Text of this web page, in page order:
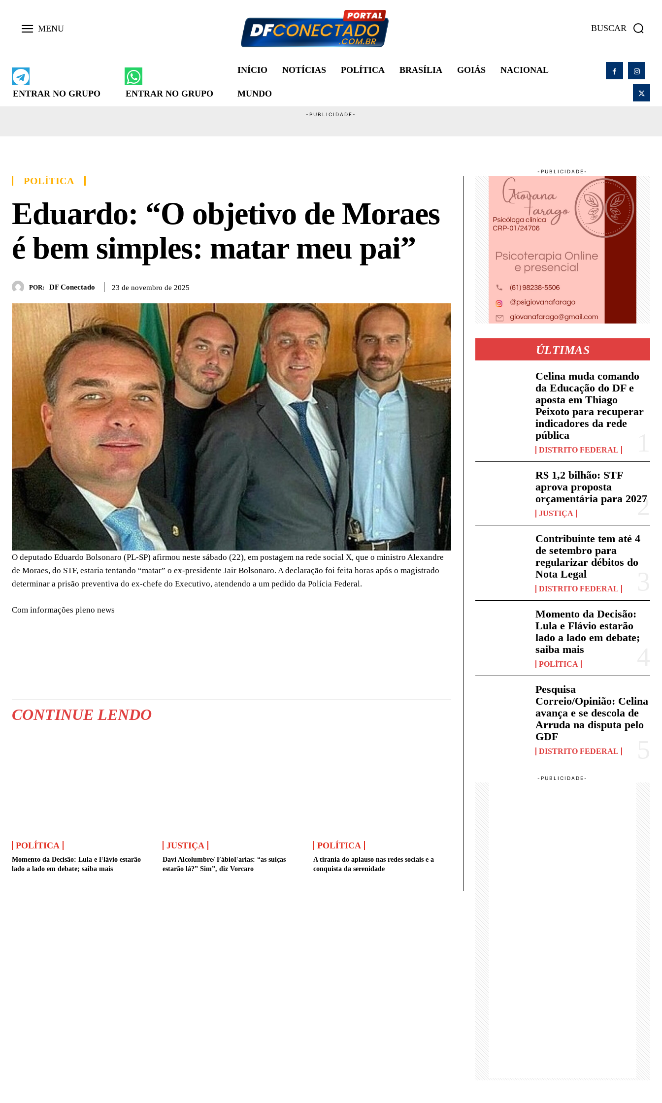
BUSCAR
ENTRAR NO GRUPO ENTRAR NO GRUPO
INÍCIO NOTÍCIAS POLÍTICA BRASÍLIA GOIÁS NACIONAL
MUNDO
POLÍTICA
Eduardo: “O objetivo de Moraes
é bem simples: matar meu pai”
POR: DF Conectado 23 de novembro de 2025
O deputado Eduardo Bolsonaro (PL-SP) afirmou neste sábado (22), em postagem na rede social X, que o ministro Alexandre
de Moraes, do STF, estaria tentando “matar” o ex-presidente Jair Bolsonaro. A declaração foi feita horas após o magistrado
determinar a prisão preventiva do ex-chefe do Executivo, atendendo a um pedido da Polícia Federal.
Com informações pleno news
CONTINUE LENDO
POLÍTICA
Momento da Decisão: Lula e Flávio estarão
lado a lado em debate; saiba mais
JUSTIÇA
Davi Alcolumbre/ FábioFarias: “as suíças
estarão lá?” Sim”, diz Vorcaro
POLÍTICA
A tirania do aplauso nas redes sociais e a
conquista da serenidade
ÚLTIMAS
Celina muda comando
da Educação do DF e
aposta em Thiago
Peixoto para recuperar
indicadores da rede
pública
DISTRITO FEDERAL
R$ 1,2 bilhão: STF
aprova proposta
orçamentária para 2027
JUSTIÇA
Contribuinte tem até 4
de setembro para
regularizar débitos do
Nota Legal
DISTRITO FEDERAL
Momento da Decisão:
Lula e Flávio estarão
lado a lado em debate;
saiba mais
POLÍTICA
Pesquisa
Correio/Opinião: Celina
avança e se descola de
Arruda na disputa pelo
GDF
DISTRITO FEDERAL